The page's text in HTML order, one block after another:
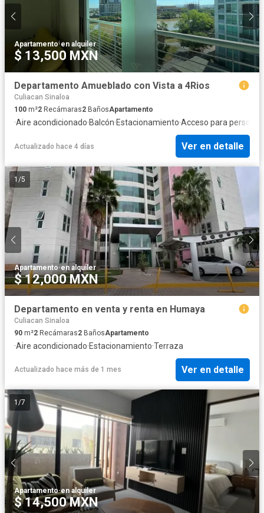
Apartamento·en alquiler
$ 13,500 MXN
Departamento Amueblado con Vista a 4Rios
Culiacan Sinaloa
100 m²2 Recámaras2 BañosApartamento
·Aire acondicionado·Balcón·Estacionamiento·Acceso para
Actualizado hace 4 días Ver en detalle
1 /5
Apartamento·en alquiler
$ 12,000 MXN
Departamento en venta y renta en Humaya
Culiacan Sinaloa
90 m²2 Recámaras2 BañosApartamento
·Aire acondicionado·Estacionamiento·Terraza
Actualizado hace más de 1 mes Ver en detalle
1 /7
Apartamento·en alquiler
$ 14,500 MXN